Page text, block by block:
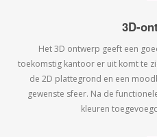
3D-
Het 3D ontwerp geeft een
toekomstig kantoor er uit komt te
de 2D plattegrond en een
gewenste sfeer. Na de
kleuren